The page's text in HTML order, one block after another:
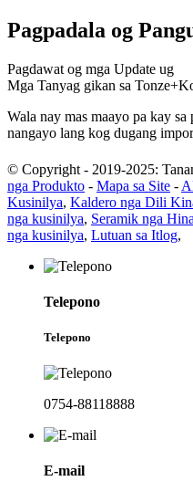
Pagpadala og
Pagdawat og mga Update ug
Mga Tanyag gikan sa
Wala nay mas maayo pa kay
nangayo lang kog dugang
© Copyright - 2019-2025:
nga Produkto - Mapa sa Site -
Kusinilya, Kaldero nga Dili
nga kusinilya, Seramik nga
nga kusinilya, Lutuan sa Itlog,
Telepono
Telepono
0754-88118888
E-mail